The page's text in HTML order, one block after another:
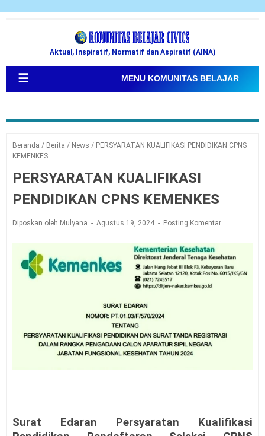
Aktual, Inspiratif, Normatif dan Aspiratif (AINA)
☰ MENU KOMUNITAS BELAJAR
Beranda / Berita / News / PERSYARATAN KUALIFIKASI PENDIDIKAN CPNS
KEMENKES
PERSYARATAN KUALIFIKASI
PENDIDIKAN CPNS KEMENKES
Diposkan oleh Mulyana Agustus 19, 2024 Posting Komentar
Surat Edaran Persyaratan Kualifikasi